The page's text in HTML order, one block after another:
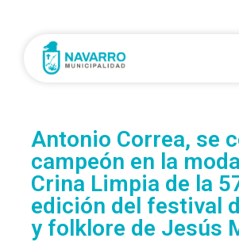
Antonio Correa, se
campeón en la
Crina Limpia de la
edición del festival
y folklore de Jesús